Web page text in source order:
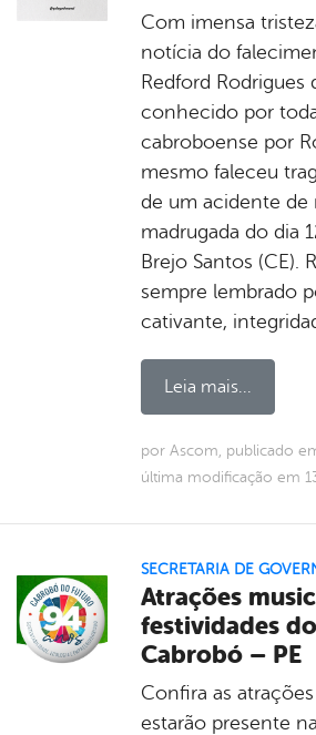
Com imensa
notícia do
Redford Rodrigues
conhecido por
cabroboense por
mesmo faleceu
de um acidente de
madrugada do dia
Brejo Santos (CE).
sempre lembrado
cativante,
Leia mais...
por Ascom, publicado
última modificação em
SECRETARIA DE
Atrações
festividades
Cabrobó – PE
Confira as
estarão presente